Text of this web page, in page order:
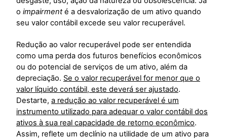
o impairmenté a desvalorização de um ativo quando
seu valor contábil excede seu valor recuperável.
Redução ao valor recuperável pode ser entendida
como uma perda dos futuros benefícios econômicos
ou do potencial de serviços de um ativo, além da
depreciação. Se o valor recuperável for menor que o
valor líquido contábil, este deverá ser ajustado.
Destarte, a redução ao valor recuperável é um
instrumento utilizado para adequar o valor contábil dos
ativos à sua real capacidade de retorno econômico.
Assim, reflete um declínio na utilidade de um ativo para